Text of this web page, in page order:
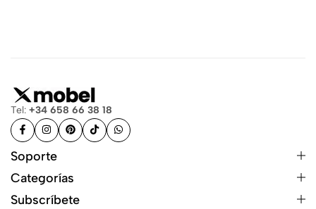
Tel: +34 658 66 38 18
Soporte
Categorías
Subscríbete